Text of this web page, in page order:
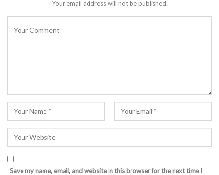
Your email address will not be published.
Save my name, email, and website in this browser for the next time I